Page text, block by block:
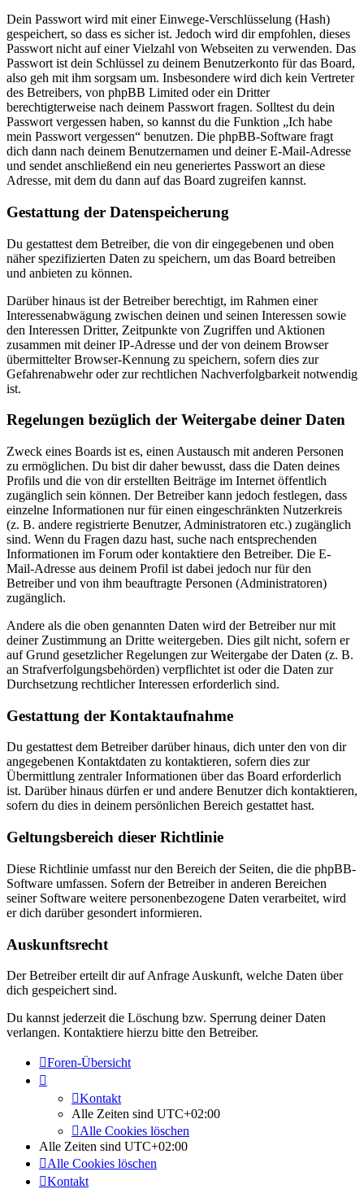
Dein Passwort wird mit einer Einwege-Verschlüsselung (Hash)
gespeichert, so dass es sicher ist. Jedoch wird dir empfohlen, dieses
Passwort nicht auf einer Vielzahl von Webseiten zu verwenden. Das
Passwort ist dein Schlüssel zu deinem Benutzerkonto für das Board,
also geh mit ihm sorgsam um. Insbesondere wird dich kein Vertreter
des Betreibers, von phpBB Limited oder ein Dritter
berechtigterweise nach deinem Passwort fragen. Solltest du dein
Passwort vergessen haben, so kannst du die Funktion „Ich habe
mein Passwort vergessen“ benutzen. Die phpBB-Software fragt
dich dann nach deinem Benutzernamen und deiner E-Mail-Adresse
und sendet anschließend ein neu generiertes Passwort an diese
Adresse, mit dem du dann auf das Board zugreifen kannst.
Gestattung der Datenspeicherung
Du gestattest dem Betreiber, die von dir eingegebenen und oben
näher spezifizierten Daten zu speichern, um das Board betreiben
und anbieten zu können.
Darüber hinaus ist der Betreiber berechtigt, im Rahmen einer
Interessenabwägung zwischen deinen und seinen Interessen sowie
den Interessen Dritter, Zeitpunkte von Zugriffen und Aktionen
zusammen mit deiner IP-Adresse und der von deinem Browser
übermittelter Browser-Kennung zu speichern, sofern dies zur
Gefahrenabwehr oder zur rechtlichen Nachverfolgbarkeit notwendig
ist.
Regelungen bezüglich der Weitergabe deiner Daten
Zweck eines Boards ist es, einen Austausch mit anderen Personen
zu ermöglichen. Du bist dir daher bewusst, dass die Daten deines
Profils und die von dir erstellten Beiträge im Internet öffentlich
zugänglich sein können. Der Betreiber kann jedoch festlegen, dass
einzelne Informationen nur für einen eingeschränkten Nutzerkreis
(z. B. andere registrierte Benutzer, Administratoren etc.) zugänglich
sind. Wenn du Fragen dazu hast, suche nach entsprechenden
Informationen im Forum oder kontaktiere den Betreiber. Die E-
Mail-Adresse aus deinem Profil ist dabei jedoch nur für den
Betreiber und von ihm beauftragte Personen (Administratoren)
zugänglich.
Andere als die oben genannten Daten wird der Betreiber nur mit
deiner Zustimmung an Dritte weitergeben. Dies gilt nicht, sofern er
auf Grund gesetzlicher Regelungen zur Weitergabe der Daten (z. B.
an Strafverfolgungsbehörden) verpflichtet ist oder die Daten zur
Durchsetzung rechtlicher Interessen erforderlich sind.
Gestattung der Kontaktaufnahme
Du gestattest dem Betreiber darüber hinaus, dich unter den von dir
angegebenen Kontaktdaten zu kontaktieren, sofern dies zur
Übermittlung zentraler Informationen über das Board erforderlich
ist. Darüber hinaus dürfen er und andere Benutzer dich kontaktieren,
sofern du dies in deinem persönlichen Bereich gestattet hast.
Geltungsbereich dieser Richtlinie
Diese Richtlinie umfasst nur den Bereich der Seiten, die die phpBB-
Software umfassen. Sofern der Betreiber in anderen Bereichen
seiner Software weitere personenbezogene Daten verarbeitet, wird
er dich darüber gesondert informieren.
Auskunftsrecht
Der Betreiber erteilt dir auf Anfrage Auskunft, welche Daten über
dich gespeichert sind.
Du kannst jederzeit die Löschung bzw. Sperrung deiner Daten
verlangen. Kontaktiere hierzu bitte den Betreiber.
Foren-Übersicht
Kontakt
Alle Zeiten sind UTC+02:00
Alle Cookies löschen
Alle Zeiten sind UTC+02:00
Alle Cookies löschen
Kontakt